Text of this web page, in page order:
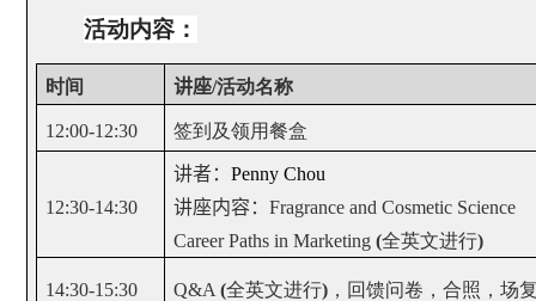
活动内容：
时间 讲座/活动名称
12:00-12:30 签到及领用餐盒
12:30-14:30
讲者：Penny Chou
讲座内容：Fragrance and Cosmetic Science
Career Paths in Marketing(全英文进行)
14:30-15:30 Q&A(全英文进行) ，回馈问卷，合照，场